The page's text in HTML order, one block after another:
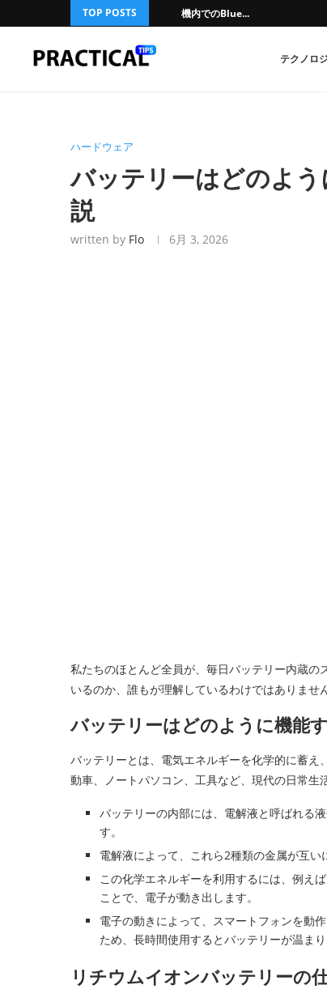
TOP POSTS 機内でのBlue...
テクノロ
ハードウェア
バッテリーはどのよ
説
written by Flo 6月 3, 2026
私たちのほとんど全員が、毎日バッテリー内蔵
いるのか、誰もが理解しているわけではありません
バッテリーはどのように機能
バッテリーとは、電気エネルギーを化学的に蓄
動車、ノートパソコン、工具など、現代の日常生
バッテリーの内部には、電解液と呼ばれる
す。
電解液によって、これら2種類の金属が互い
この化学エネルギーを利用するには、例え
ことで、電子が動き出します。
電子の動きによって、スマートフォンを動
ため、長時間使用するとバッテリーが温まり
リチウムイオンバッテリーの